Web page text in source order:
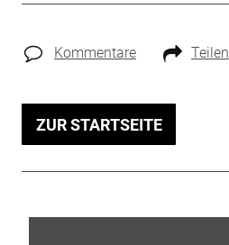
Kommentare Teilen
ZUR STARTSEITE